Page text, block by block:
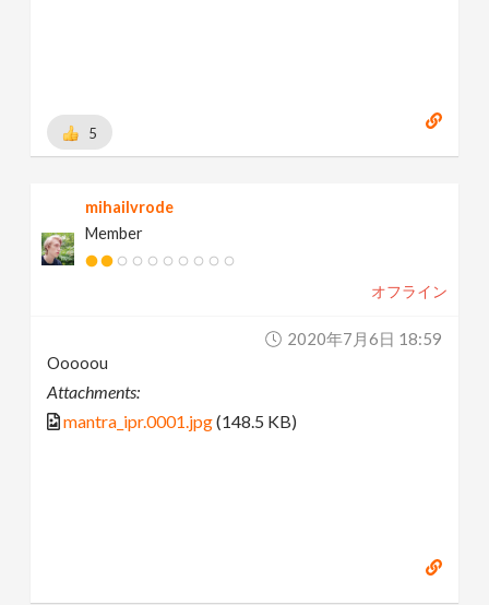
5
mihailvrode
Member
オフライン
2020年7月6日 18:59
Ooooou
Attachments:
mantra_ipr.0001.jpg(148.5 KB)